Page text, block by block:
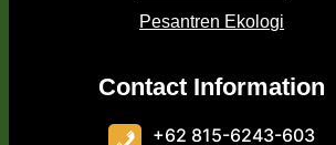
Pesantren Ekologi
Contact Information
+62 815-6243-603